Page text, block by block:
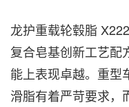
龙护重载轮毂脂
复合皂基创新工艺配
能上表现卓越。重型
滑脂有着严苛要求，